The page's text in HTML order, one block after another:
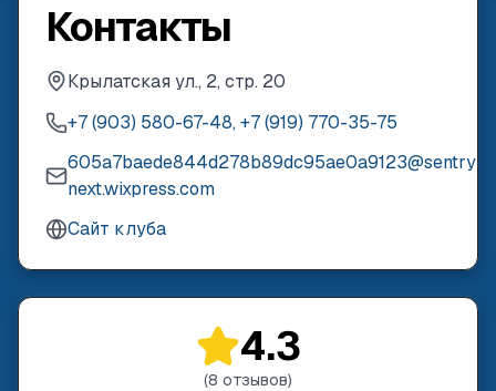
Контакты
Крылатская ул., 2, стр. 20
+7 (903) 580-67-48, +7 (919) 770-35-75
605a7baede844d278b89dc95ae0a9123@sentry-
next.wixpress.com
Сайт клуба
4.3
(8 отзывов)